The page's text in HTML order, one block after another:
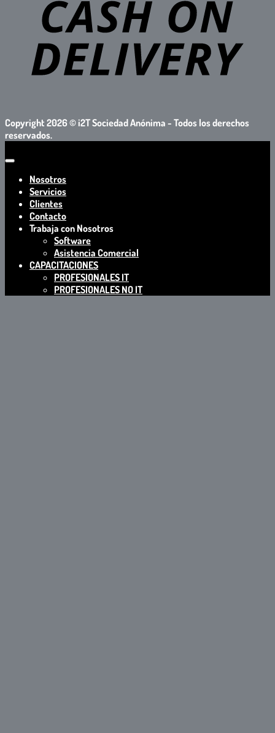
Copyright 2026 ©i2T Sociedad Anónima - Todos los derechos
reservados.
Nosotros
Servicios
Clientes
Contacto
Trabaja con Nosotros
Software
Asistencia Comercial
CAPACITACIONES
PROFESIONALES IT
PROFESIONALES NO IT